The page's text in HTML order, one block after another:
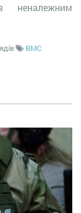
неналежним
ВМС